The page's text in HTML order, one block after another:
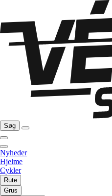
Søg
Nyheder
Hjelme
Cykler
Rute
Grus